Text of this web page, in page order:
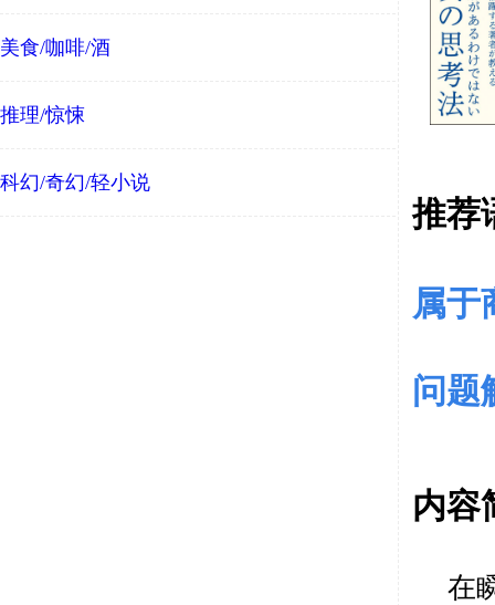
美食/咖啡/酒
推理/惊悚
科幻/奇幻/轻小说
推荐
属于
问题
内容
在